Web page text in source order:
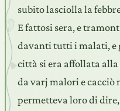
subito lasciolla la
E fattosi sera, e
davanti tutti i malati,
città si era affollata
da varj malori e cacciò
permetteva loro di